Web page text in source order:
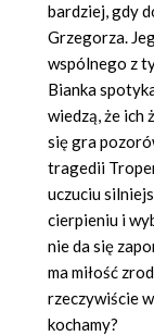
bardziej, gdy
Grzegorza.
wspólnego z
Bianka
wiedzą, że ich
się gra
tragedii
uczuciu
cierpieniu i
nie da się
ma miłość
rzeczywiście
kochamy?